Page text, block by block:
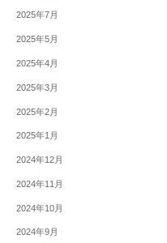
2025年7月
2025年5月
2025年4月
2025年3月
2025年2月
2025年1月
2024年12月
2024年11月
2024年10月
2024年9月